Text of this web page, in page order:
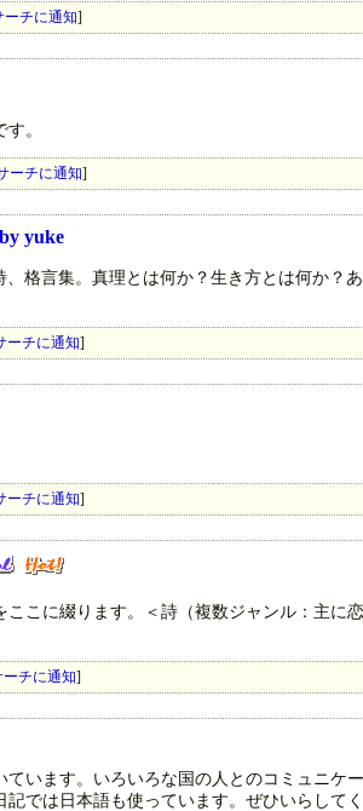
ーチに通知
。
ーチに通知
yuke
格言集。真理とは何か？生き方とは何か？
ーチに通知
ーチに通知
こに綴ります。＜詩（複数ジャンル：主に
ーチに通知
います。いろいろな国の人とのコミュニケ
では日本語も使っています。ぜひいらして